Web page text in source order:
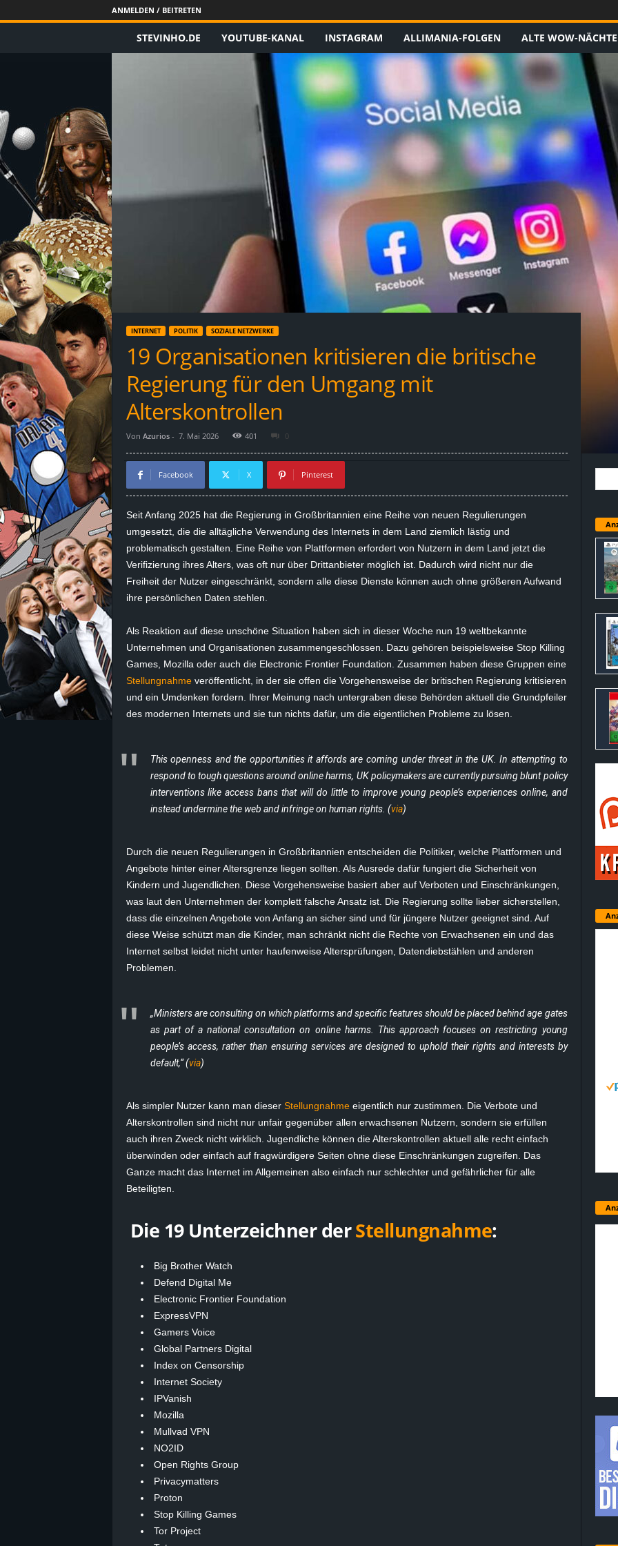
ANMELDEN / BEITRETEN
i
n
s
g
z
e
h
t
e
r
B
o
STEVINHO.DE YOUTUBE-KANAL INSTAGRAM ALLIMANIA-FOLGEN ALTE WOW-NÄCHTE
INTERNET POLITIK SOZIALE NETZWERKE
19 Organisationen kritisieren die britische
Regierung für den Umgang mit
Alterskontrollen
Von Azurios- 7. Mai 2026 401 0
Facebook X Pinterest
Seit Anfang 2025 hat die Regierung in Großbritannien eine Reihe von neuen Regulierungen
umgesetzt, die die alltägliche Verwendung des Internets in dem Land ziemlich lästig und
problematisch gestalten. Eine Reihe von Plattformen erfordert von Nutzern in dem Land jetzt die
Verifizierung ihres Alters, was oft nur über Drittanbieter möglich ist. Dadurch wird nicht nur die
Freiheit der Nutzer eingeschränkt, sondern alle diese Dienste können auch ohne größeren Aufwand
ihre persönlichen Daten stehlen.
Als Reaktion auf diese unschöne Situation haben sich in dieser Woche nun 19 weltbekannte
Unternehmen und Organisationen zusammengeschlossen. Dazu gehören beispielsweise Stop Killing
Games, Mozilla oder auch die Electronic Frontier Foundation. Zusammen haben diese Gruppen eine
Stellungnahmeveröffentlicht, in der sie offen die Vorgehensweise der britischen Regierung kritisieren
und ein Umdenken fordern. Ihrer Meinung nach untergraben diese Behörden aktuell die Grundpfeiler
des modernen Internets und sie tun nichts dafür, um die eigentlichen Probleme zu lösen.
This openness and the opportunities it affords are coming under threat in the UK. In attempting to
respond to tough questions around online harms, UK policymakers are currently pursuing blunt policy
interventions like access bans that will do little to improve young people’s experiences online, and
instead undermine the web and infringe on human rights. (via)
Durch die neuen Regulierungen in Großbritannien entscheiden die Politiker, welche Plattformen und
Angebote hinter einer Altersgrenze liegen sollten. Als Ausrede dafür fungiert die Sicherheit von
Kindern und Jugendlichen. Diese Vorgehensweise basiert aber auf Verboten und Einschränkungen,
was laut den Unternehmen der komplett falsche Ansatz ist. Die Regierung sollte lieber sicherstellen,
dass die einzelnen Angebote von Anfang an sicher sind und für jüngere Nutzer geeignet sind. Auf
diese Weise schützt man die Kinder, man schränkt nicht die Rechte von Erwachsenen ein und das
Internet selbst leidet nicht unter haufenweise Altersprüfungen, Datendiebstählen und anderen
Problemen.
„Ministers are consulting on which platforms and specific features should be placed behind age gates
as part of a national consultation on online harms. This approach focuses on restricting young
people’s access, rather than ensuring services are designed to uphold their rights and interests by
default,“ (via)
Als simpler Nutzer kann man dieser Stellungnahmeeigentlich nur zustimmen. Die Verbote und
Alterskontrollen sind nicht nur unfair gegenüber allen erwachsenen Nutzern, sondern sie erfüllen
auch ihren Zweck nicht wirklich. Jugendliche können die Alterskontrollen aktuell alle recht einfach
überwinden oder einfach auf fragwürdigere Seiten ohne diese Einschränkungen zugreifen. Das
Ganze macht das Internet im Allgemeinen also einfach nur schlechter und gefährlicher für alle
Beteiligten.
Die 19 Unterzeichner derStellungnahme:
Big Brother Watch
Defend Digital Me
Electronic Frontier Foundation
ExpressVPN
Gamers Voice
Global Partners Digital
Index on Censorship
Internet Society
IPVanish
Mozilla
Mullvad VPN
NO2ID
Open Rights Group
Privacymatters
Proton
Stop Killing Games
Tor Project